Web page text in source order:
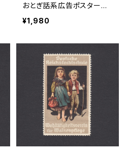
おとぎ話系広告ポスタース
タンプ 1900年頃
¥1,980